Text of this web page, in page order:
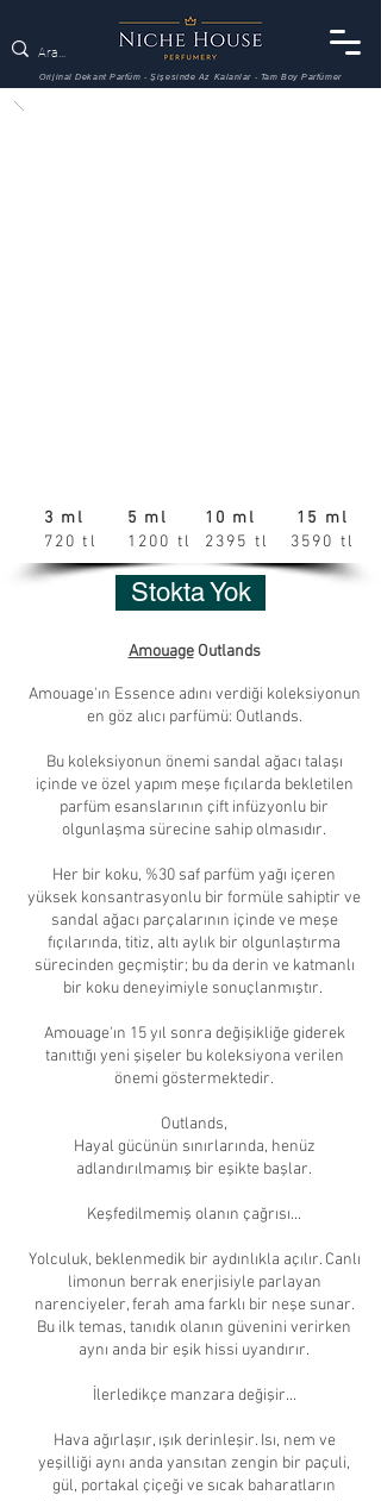
Orijinal Dekant Parfüm - Şişesinde Az Kalanlar - Tam Boy Parfümer
3 ml
720 tl
5 ml
1200 tl
10 ml
2395 tl
15 ml
3590 tl
Stokta Yok
AmouageOutlands
Amouage'ın Essence adını verdiği koleksiyonun
en göz alıcı parfümü: Outlands.
Bu koleksiyonun önemi sandal ağacı talaşı
içinde ve özel yapım meşe fıçılarda bekletilen
parfüm esanslarının çift infüzyonlu bir
olgunlaşma sürecine sahip olmasıdır.
Her bir koku, %30 saf parfüm yağı içeren
yüksek konsantrasyonlu bir formüle sahiptir ve
sandal ağacı parçalarının içinde ve meşe
fıçılarında, titiz, altı aylık bir olgunlaştırma
sürecinden geçmiştir; bu da derin ve katmanlı
bir koku deneyimiyle sonuçlanmıştır.
Amouage'ın 15 yıl sonra değişikliğe giderek
tanıttığı yeni şişeler bu koleksiyona verilen
önemi göstermektedir.
Outlands,
Hayal gücünün sınırlarında, henüz
adlandırılmamış bir eşikte başlar.
Keşfedilmemiş olanın çağrısı...
Yolculuk, beklenmedik bir aydınlıkla açılır. Canlı
limonun berrak enerjisiyle parlayan
narenciyeler, ferah ama farklı bir neşe sunar.
Bu ilk temas, tanıdık olanın güvenini verirken
aynı anda bir eşik hissi uyandırır.
İlerledikçe manzara değişir...
Hava ağırlaşır, ışık derinleşir. Isı, nem ve
yeşilliği aynı anda yansıtan zengin bir paçuli,
gül, portakal çiçeği ve sıcak baharatların